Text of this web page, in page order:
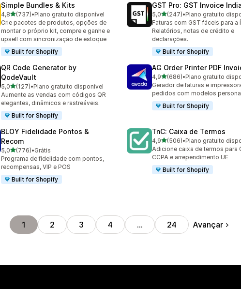
Simple Bundles & Kits
4,8de 5 estrelas
(737)
737 avaliações ao todo
•Plano gratuito disponível
Crie pacotes de produtos, opções de
montar o próprio kit, compre e ganhe e
upsell com sincronização de estoque
Built for Shopify
GST Pro: GST Invoice
5,0de 5 estrelas
(247)
247 avaliações ao todo
•Plano gratuito
Faturas com GST fáceis para a
Relatórios, notas de crédito e
declarações.
Built for Shopify
QR Code Generator by
QodeVault
5,0de 5 estrelas
(127)
127 avaliações ao todo
•Plano gratuito disponível
Aumente as vendas com códigos QR
elegantes, dinâmicos e rastreáveis.
Built for Shopify
AG Order Printer PDF
4,9de 5 estrelas
(686)
686 avaliações ao todo
•Plano gratuito
Gerador de faturas e
pedidos com modelos
Built for Shopify
BLOY Fidelidade Pontos &
Recom
5,0de 5 estrelas
(776)
776 avaliações ao todo
•Grátis
Programa de fidelidade com pontos,
recompensas, VIP e POS
Built for Shopify
TnC: Caixa de Termos
4,9de 5 estrelas
(506)
506 avaliações ao todo
•Plano gratuito
Adicione caixa de termos para
CCPA e arrependimento UE
Built for Shopify
1 2 3 4 … 24 Avançar